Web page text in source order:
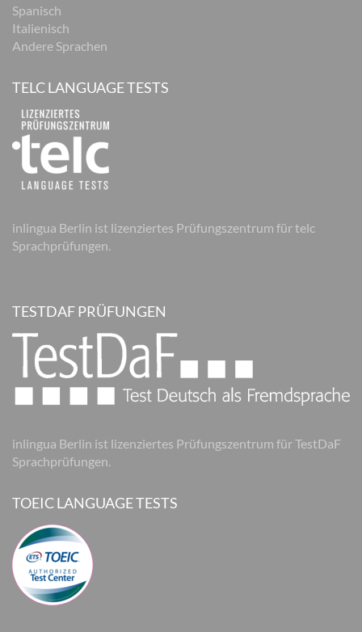
Spanisch
Italienisch
Andere Sprachen
TELC LANGUAGE TESTS
inlingua Berlin ist lizenziertes Prüfungszentrum für telc
Sprachprüfungen.
TESTDAF PRÜFUNGEN
inlingua Berlin ist lizenziertes Prüfungszentrum für TestDaF
Sprachprüfungen.
TOEIC LANGUAGE TESTS